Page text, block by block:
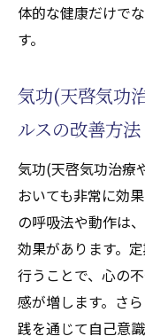
体的な健康だけで
す。
気功(天啓気功
ルスの改善方法
気功(天啓気功治療
おいても非常に効
の呼吸法や動作は
効果があります。
行うことで、心の
感が増します。さ
践を通じて自己意